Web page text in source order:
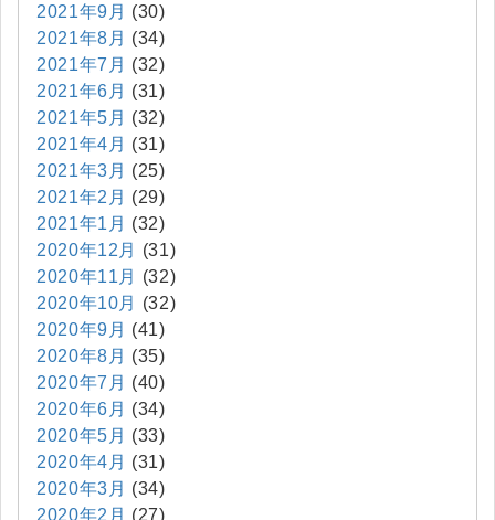
2021年9月 (30)
2021年8月 (34)
2021年7月 (32)
2021年6月 (31)
2021年5月 (32)
2021年4月 (31)
2021年3月 (25)
2021年2月 (29)
2021年1月 (32)
2020年12月
(31)
2020年11月
(32)
2020年10月
(32)
2020年9月 (41)
2020年8月 (35)
2020年7月 (40)
2020年6月 (34)
2020年5月 (33)
2020年4月 (31)
2020年3月 (34)
2020年2月 (27)